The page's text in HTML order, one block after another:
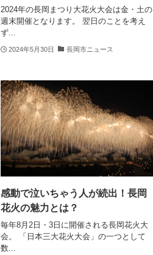
2024年の長岡まつり大花火大会は金・土の
週末開催となります。 翌日のことを考え
ず...
2024年5月30日 長岡市ニュース
感動で泣いちゃう人が続出！長岡
花火の魅力とは？
毎年8月2日・3日に開催される長岡花火大
会。 「日本三大花火大会」の一つとして
数...